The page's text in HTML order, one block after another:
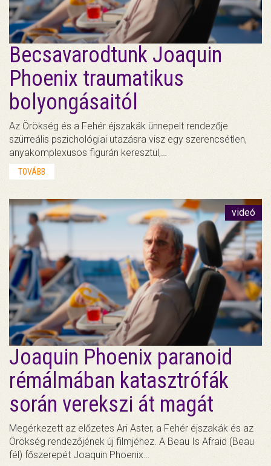
Becsavarodtunk Joaquin
Phoenix traumatikus
bolyongásaitól
Az Örökség és a Fehér éjszakák ünnepelt rendezője
szürreális pszichológiai utazásra visz egy szerencsétlen,
anyakomplexusos figurán keresztül,…
TOVÁBB
videó
Joaquin Phoenix paranoid
rémálmában katasztrófák
során verekszi át magát
Megérkezett az előzetes Ari Aster, a Fehér éjszakák és az
Örökség rendezőjének új filmjéhez. A Beau Is Afraid (Beau
fél) főszerepét Joaquin Phoenix…